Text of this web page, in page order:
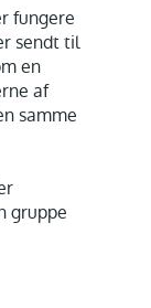
fungere
sendt til
en
af
samme
gruppe